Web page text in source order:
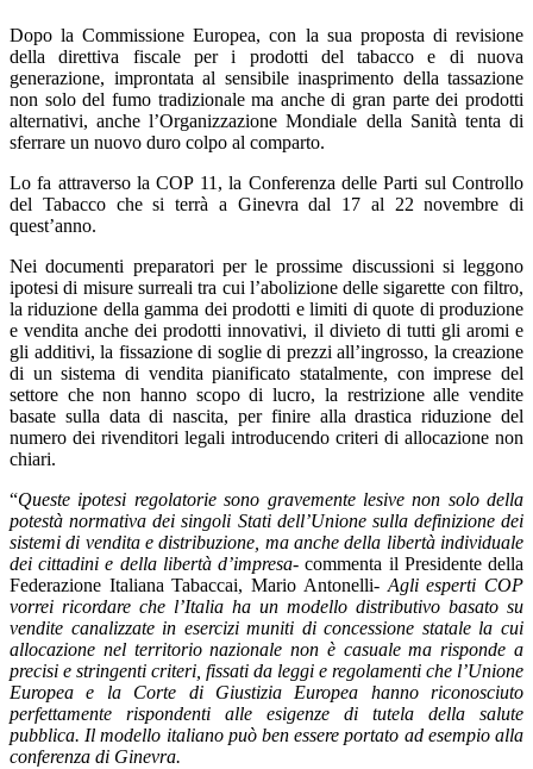
Dopo la Commissione Europea, con la sua proposta di revisione
della direttiva fiscale per i prodotti del tabacco e di nuova
generazione, improntata al sensibile inasprimento della tassazione
non solo del fumo tradizionale ma anche di gran parte dei prodotti
alternativi, anche l’Organizzazione Mondiale della Sanità tenta di
sferrare un nuovo duro colpo al comparto.
Lo fa attraverso la COP 11, la Conferenza delle Parti sul Controllo
del Tabacco che si terrà a Ginevra dal 17 al 22 novembre di
quest’anno.
Nei documenti preparatori per le prossime discussioni si leggono
ipotesi di misure surreali tra cui l’abolizione delle sigarette con filtro,
la riduzione della gamma dei prodotti e limiti di quote di produzione
e vendita anche dei prodotti innovativi, il divieto di tutti gli aromi e
gli additivi, la fissazione di soglie di prezzi all’ingrosso, la creazione
di un sistema di vendita pianificato statalmente, con imprese del
settore che non hanno scopo di lucro, la restrizione alle vendite
basate sulla data di nascita, per finire alla drastica riduzione del
numero dei rivenditori legali introducendo criteri di allocazione non
chiari.
“Queste ipotesi regolatorie sono gravemente lesive non solo della
potestà normativa dei singoli Stati dell’Unione sulla definizione dei
sistemi di vendita e distribuzione, ma anche della libertà individuale
dei cittadini e della libertà d’impresa- commenta il Presidente della
Federazione Italiana Tabaccai, Mario Antonelli- Agli esperti COP
vorrei ricordare che l’Italia ha un modello distributivo basato su
vendite canalizzate in esercizi muniti di concessione statale la cui
allocazione nel territorio nazionale non è casuale ma risponde a
precisi e stringenti criteri, fissati da leggi e regolamenti che l’Unione
Europea e la Corte di Giustizia Europea hanno riconosciuto
perfettamente rispondenti alle esigenze di tutela della salute
pubblica. Il modello italiano può ben essere portato ad esempio alla
conferenza di Ginevra.